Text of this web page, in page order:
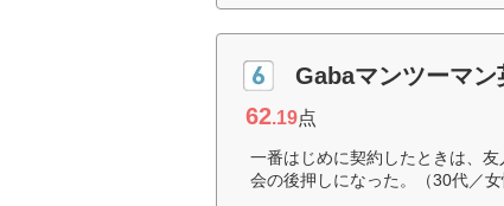
Gabaマンツーマン
62.19点
一番はじめに契約したときは、
会の後押しになった。（30代／女